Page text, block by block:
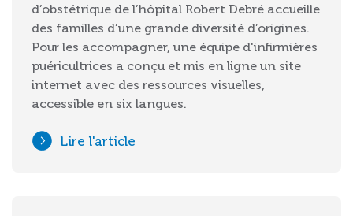
d’obstétrique de l’hôpital Robert Debré accueille
des familles d’une grande diversité d’origines.
Pour les accompagner, une équipe d'infirmières
puéricultrices a conçu et mis en ligne un site
internet avec des ressources visuelles,
accessible en six langues.
Lire l'article